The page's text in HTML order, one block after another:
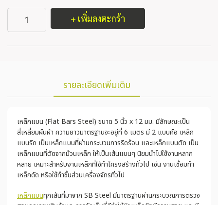
+ เพิ่มลงตะกร้า
รายละเอียดเพิ่มเติม
เหล็กแบน (Flat Bars Steel) ขนาด 5 นิ้ว x 12 มม. มีลักษณะเป็น
สี่เหลี่ยมผืนผ้า ความยาวมาตรฐานจะอยู่ที่ 6 เมตร มี 2 แบบคือ เหล็ก
แบนรีด เป็นเหล็กแบนที่ผ่านกระบวนการรีดร้อน และเหล็กแบนตัด เป็น
เหล็กแบนที่ตัดจากม้วนเหล็ก ให้เป็นเส้นแบนๆ นิยมนำไปใช้งานหลาก
หลาย เหมาะสำหรับงานเหล็กที่ใช้ทำโครงสร้างทั่วไป เช่น งานเชื่อมทำ
เหล็กดัด หรือใช้ทำชิ้นส่วนเครื่องจักรทั่วไป
เหล็กแบนทุกเส้นที่มาจาก SB Steel มีมาตรฐานผ่านกระบวณการตรวจ